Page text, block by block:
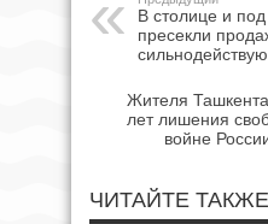
В столице и
пресекли
Жителя
лет лишения
войне
ЧИТАЙТЕ ТАКЖЕ